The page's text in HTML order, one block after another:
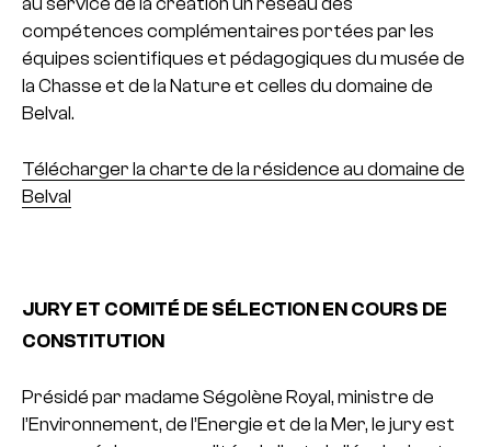
compétences complémentaires portées par les
équipes scientifiques et pédagogiques du musée de
la Chasse et de la Nature et celles du domaine de
Belval.
Télécharger la charte de la résidence au domaine de
Belval
JURY ET COMITÉ DE SÉLECTION EN COURS DE
CONSTITUTION
Présidé par madame Ségolène Royal, ministre de
l’Environnement, de l’Energie et de la Mer, le jury est